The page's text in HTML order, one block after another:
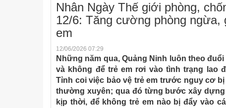
Nhân Ngày Thế giới phòng,
12/6: Tăng cường phòng ngừa,
em
12/06/2026 07:29
Những năm qua, Quảng Ninh luôn theo
và không để trẻ em rơi vào tình trạng lao
Tỉnh coi việc bảo vệ trẻ em trước nguy cơ
thường xuyên; qua đó từng bước xây
kịp thời, để không trẻ em nào bị đẩy vào